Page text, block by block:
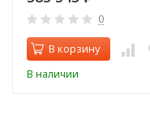
0
В корзину
В наличии